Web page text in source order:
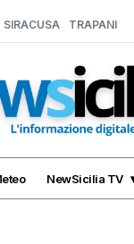
SIRACUSA TRAPANI
NewSicilia TV